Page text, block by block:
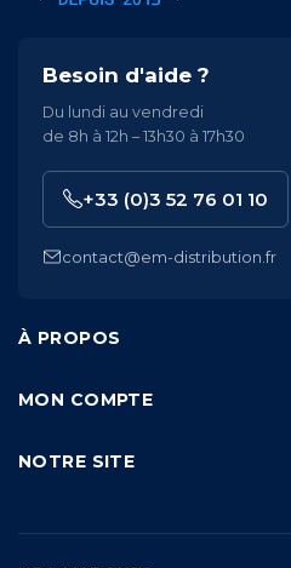
À PROPOS
MON COMPTE
NOTRE SITE
Besoin d'aide ?
Du lundi au vendredi
de 8h à 12h – 13h30 à 17h30
+33 (0)3 52 76 01 10
contact@em-distribution.fr